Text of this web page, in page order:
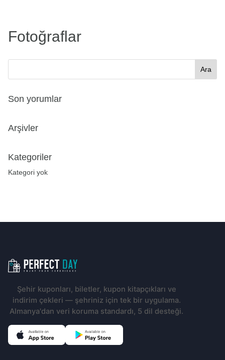
Fotoğraflar
Son yorumlar
Arşivler
Kategoriler
Kategori yok
Altbilgi navigasyonu
Şehir kuponları, biletler, kupon kitapçıkları ve
indirim çekleri — şehriniz için tek bir uygulama.
Almanya'dan veri koruma standardı, 5 dil desteği.